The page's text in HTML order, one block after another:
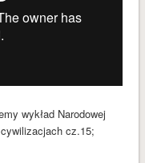
wykład Narodowej
cz.15;